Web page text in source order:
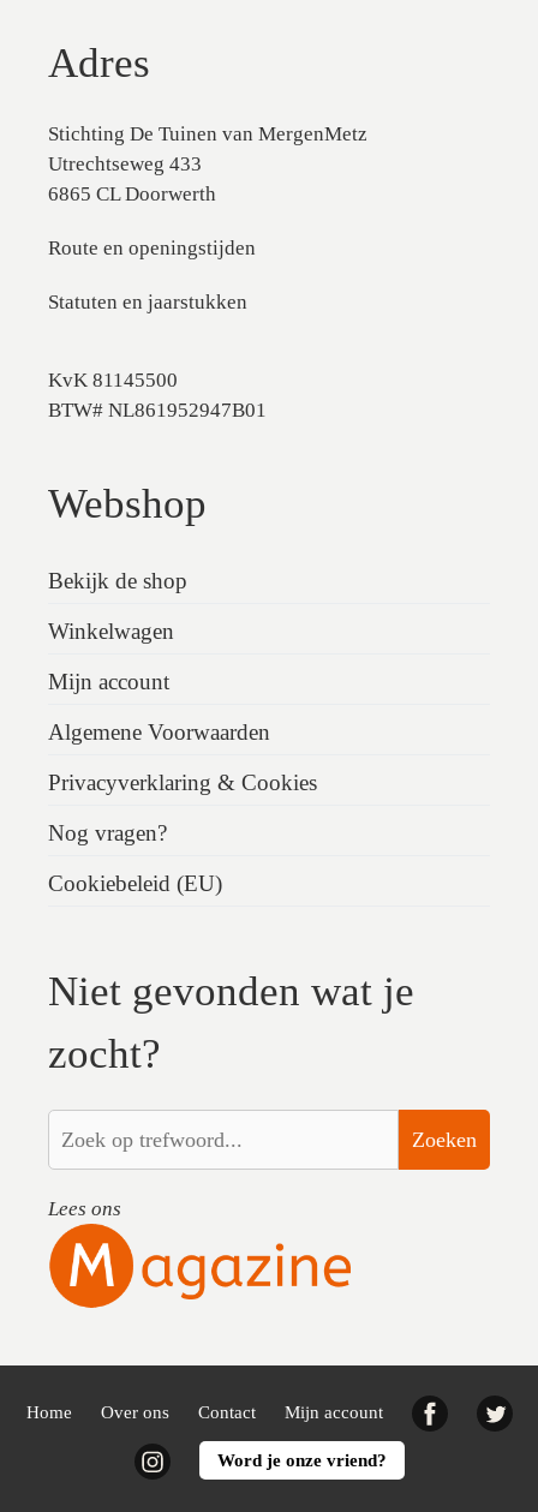
Adres
Stichting De Tuinen van MergenMetz
Utrechtseweg 433
6865 CL Doorwerth
Route en openingstijden
Statuten en jaarstukken
KvK 81145500
BTW# NL861952947B01
Webshop
Bekijk de shop
Winkelwagen
Mijn account
Algemene Voorwaarden
Privacyverklaring & Cookies
Nog vragen?
Cookiebeleid (EU)
Niet gevonden wat je
zocht?
Zoeken
Lees ons
Home Over ons Contact Mijn account Facebook
InstagramWord je onze vriend?